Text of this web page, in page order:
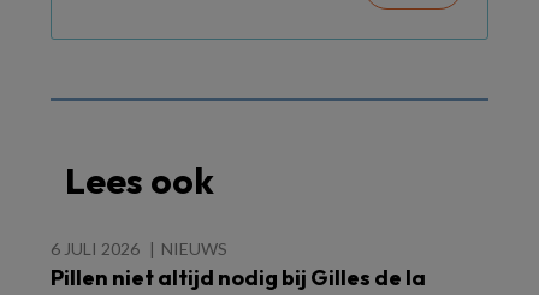
Lees ook
6 JULI 2026 NIEUWS
Pillen niet altijd nodig bij Gilles de la